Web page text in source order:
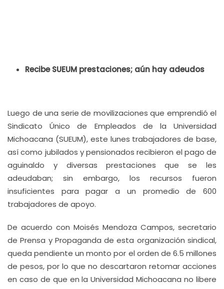
Recibe SUEUM prestaciones; aún hay adeudos
Luego de una serie de movilizaciones que emprendió el
Sindicato Único de Empleados de la Universidad
Michoacana (SUEUM), este lunes trabajadores de base,
así como jubilados y pensionados recibieron el pago de
aguinaldo y diversas prestaciones que se les
adeudaban; sin embargo, los recursos fueron
insuficientes para pagar a un promedio de 600
trabajadores de apoyo.
De acuerdo con Moisés Mendoza Campos, secretario
de Prensa y Propaganda de esta organización sindical,
queda pendiente un monto por el orden de 6.5 millones
de pesos, por lo que no descartaron retomar acciones
en caso de que en la Universidad Michoacana no libere